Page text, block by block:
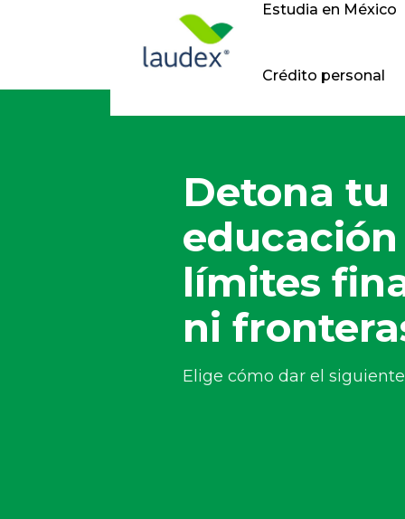
Estudia en México
Crédito personal
Detona tu
educación
límites
ni
Elige cómo dar el